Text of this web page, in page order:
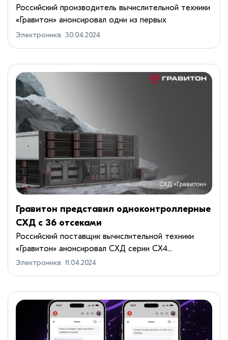
Российский производитель вычислительной техники
«Гравитон» анонсировал одни из первых
отечественных серверов на аппаратной
Электроника 30.04.2024
Гравитон представил одноконтроллерные
СХД с 36 отсеками
Российский поставщик вычислительной техники
«Гравитон» анонсировал СХД серии СХ4...
Электроника 11.04.2024